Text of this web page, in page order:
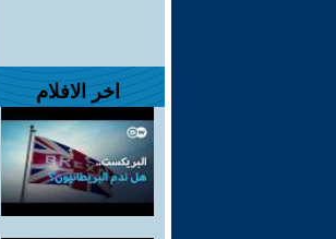
اخر الافلام